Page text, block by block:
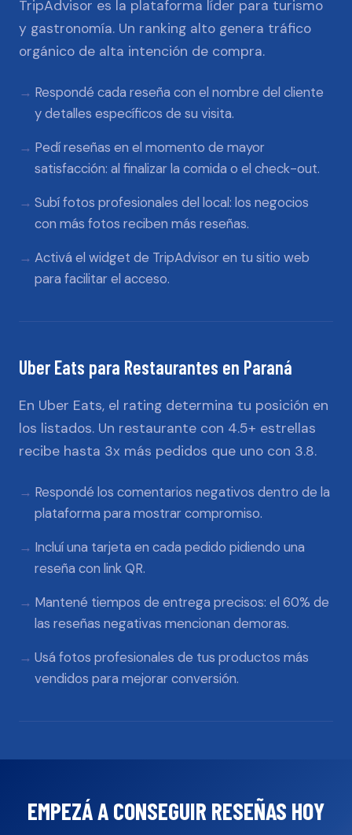
TripAdvisor es la plataforma líder para turismo
y gastronomía. Un ranking alto genera tráfico
orgánico de alta intención de compra.
Respondé cada reseña con el nombre del cliente
y detalles específicos de su visita.
Pedí reseñas en el momento de mayor
satisfacción: al finalizar la comida o el check-out.
Subí fotos profesionales del local: los negocios
con más fotos reciben más reseñas.
Activá el widget de TripAdvisor en tu sitio web
para facilitar el acceso.
Uber Eats para Restaurantes en Paraná
En Uber Eats, el rating determina tu posición en
los listados. Un restaurante con 4.5+ estrellas
recibe hasta 3x más pedidos que uno con 3.8.
Respondé los comentarios negativos dentro de la
plataforma para mostrar compromiso.
Incluí una tarjeta en cada pedido pidiendo una
reseña con link QR.
Mantené tiempos de entrega precisos: el 60% de
las reseñas negativas mencionan demoras.
Usá fotos profesionales de tus productos más
vendidos para mejorar conversión.
EMPEZÁ A CONSEGUIR RESEÑAS HOY